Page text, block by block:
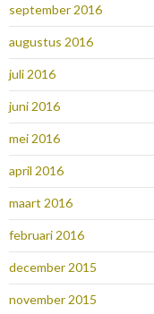
september 2016
augustus 2016
juli 2016
juni 2016
mei 2016
april 2016
maart 2016
februari 2016
december 2015
november 2015